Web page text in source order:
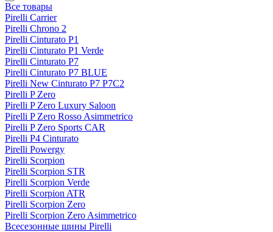
Все товары
Pirelli Carrier
Pirelli Chrono 2
Pirelli Cinturato P1
Pirelli Cinturato P1 Verde
Pirelli Cinturato P7
Pirelli Cinturato P7 BLUE
Pirelli New Cinturato P7 P7C2
Pirelli P Zero
Pirelli P Zero Luxury Saloon
Pirelli P Zero Rosso Asimmetrico
Pirelli P Zero Sports CAR
Pirelli P4 Cinturato
Pirelli Powergy
Pirelli Scorpion
Pirelli Scorpion STR
Pirelli Scorpion Verde
Pirelli Scorpion ATR
Pirelli Scorpion Zero
Pirelli Scorpion Zero Asimmetrico
Всесезонные шины Pirelli